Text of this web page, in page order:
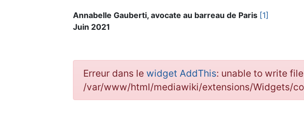
Annabelle Gauberti, avocate au barreau de Paris [1]
Juin 2021
Erreur dans le widget AddThis: unable to write file
/var/www/html/mediawiki/extensions/Widgets/